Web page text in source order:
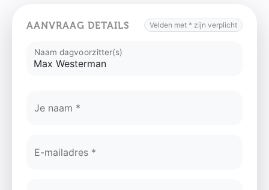
AANVRAAG DETAILS Velden met * zijn verplicht
Naam dagvoorzitter(s)
Je naam *
E-mailadres *